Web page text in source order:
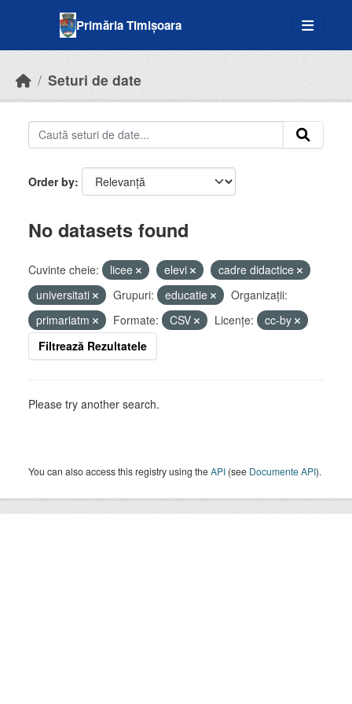
Primăria Timișoara
Seturi de date
Order by
No datasets found
Cuvinte cheie: licee elevi
cadre didactice
universitati
Grupuri: educatie
Organizații:
primariatm
Formate: CSV Licenţe:
cc-by
Filtrează Rezultatele
Please try another search.
You can also access this registry using theAPI (see Documente API).